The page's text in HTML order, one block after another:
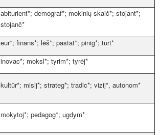
abiturient*; demograf*; mokinių skaič*; stojant*;
stojanč*
eur*; finans*; lėš*; pastat*; pinig*; turt*
inovac*; moksl*; tyrim*; tyrėj*
kultūr*; misij*; strateg*; tradic*; vizij*, autonom*
mokytoj*; pedagog*; ugdym*